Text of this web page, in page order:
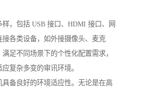
，包括 USB 接口、HDMI 接口、网
接各类设备，如外接摄像头、麦克
足不同场景下的个性化配置需求，
复杂多变的审讯环境。​
具备良好的环境适应性。无论是在高